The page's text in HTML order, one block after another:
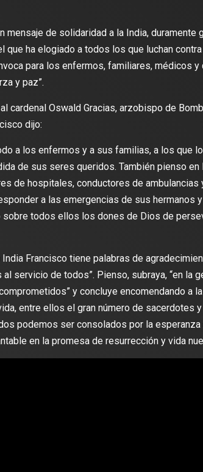
mensaje de solidaridad a la India, duramente
que ha elogiado a todos los que luchan
para los enfermos, familiares, médicos y
y paz”.
cardenal Oswald Gracias, arzobispo de
dijo:
a los enfermos y a sus familias, a los que
de sus seres queridos. También pienso
de hospitales, conductores de ambulancias
a las emergencias de sus hermanos
todos ellos los dones de Dios de
Francisco tiene palabras de
servicio de todos”. Pienso, subraya, “en la
y concluye encomendando a
entre ellos el gran número de sacerdotes
podemos ser consolados por la esperanza
en la promesa de resurrección y vida